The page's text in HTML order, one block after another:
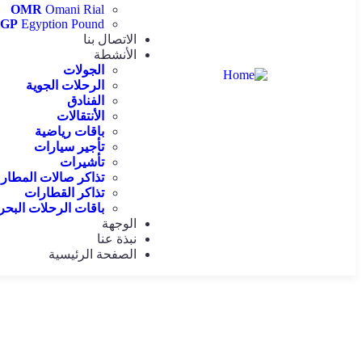
OMR Omani Rial
Egyption Pound
الاتصال بنا
الأنشطة
الجولات
الرحلات الجوية
الفنادق
الأنتقالات
باقات رياضية
تأجير سيارات
تأشيرات
تذاكر صالات المطار
تذاكر القطارات
باقات الرحلات
الوجهة
نبذة عنا
الصفحة الرئيسية